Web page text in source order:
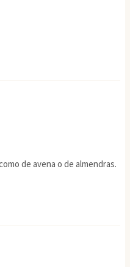
de avena o de almendras.